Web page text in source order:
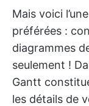
Mais voici
préférées :
diagrammes
seulement !
Gantt
les détails de